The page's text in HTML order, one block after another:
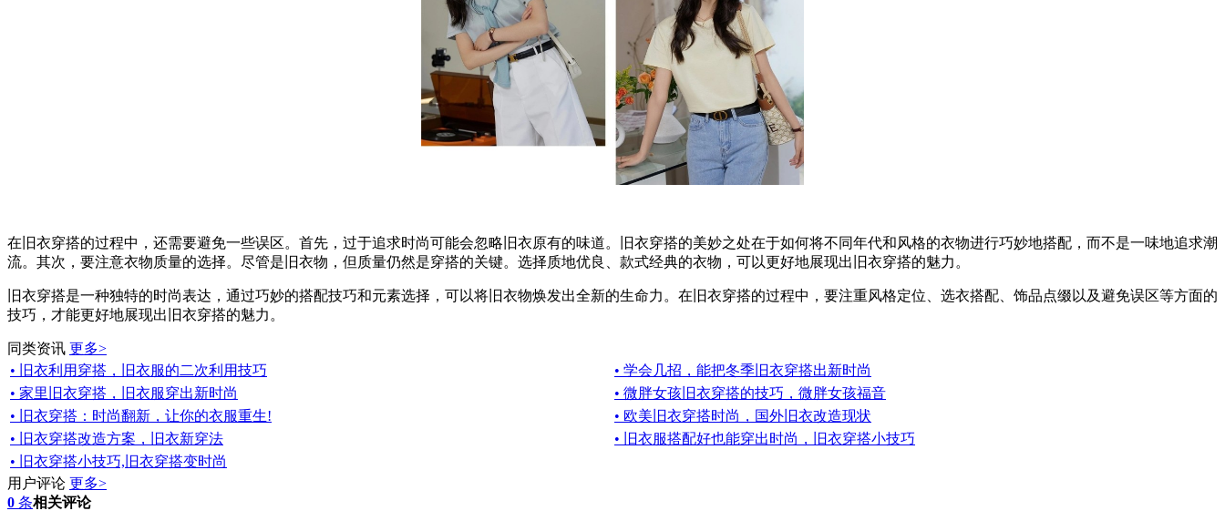
在旧衣穿搭的过程中，还需要避免一些误区。首先，过于追求时尚可能会忽略旧衣原有的味道。旧衣穿搭的美妙之处在于如何将不同年代和风格的衣物进行巧妙地搭配，而不是一味地追求潮
流。其次，要注意衣物质量的选择。尽管是旧衣物，但质量仍然是穿搭的关键。选择质地优良、款式经典的衣物，可以更好地展现出旧衣穿搭的魅力。
旧衣穿搭是一种独特的时尚表达，通过巧妙的搭配技巧和元素选择，可以将旧衣物焕发出全新的生命力。在旧衣穿搭的过程中，要注重风格定位、选衣搭配、饰品点缀以及避免误区等方面的
技巧，才能更好地展现出旧衣穿搭的魅力。
同类资讯 更多>
• 旧衣利用穿搭，旧衣服的二次利用技巧
• 学会几招，能把冬季旧衣穿搭出新时尚
• 家里旧衣穿搭，旧衣服穿出新时尚
• 微胖女孩旧衣穿搭的技巧，微胖女孩福音
• 旧衣穿搭：时尚翻新，让你的衣服重生!
• 欧美旧衣穿搭时尚，国外旧衣改造现状
• 旧衣穿搭改造方案，旧衣新穿法
• 旧衣服搭配好也能穿出时尚，旧衣穿搭小技巧
• 旧衣穿搭小技巧,旧衣穿搭变时尚
用户评论 更多>
0 条相关评论